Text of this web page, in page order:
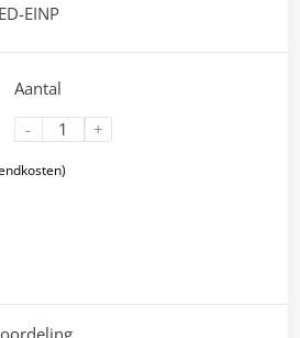
EINP
Aantal
-
+